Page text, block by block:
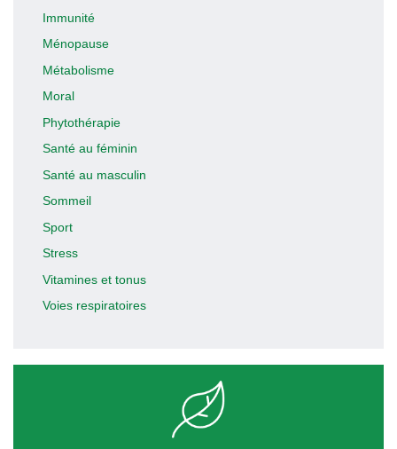
Immunité
Ménopause
Métabolisme
Moral
Phytothérapie
Santé au féminin
Santé au masculin
Sommeil
Sport
Stress
Vitamines et tonus
Voies respiratoires